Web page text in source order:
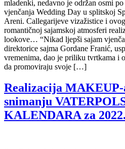
mladenki, nedavno je održan osmi
vjenčanja Wedding Day u splitskoj
Areni. Callegarijeve vizažistice i
romantičnoj sajamskoj atmosferi
lookove… “Nikad ljepši sajam
direktorice sajma Gordane Franić,
vremenima, dao je priliku tvrtkama i
da promoviraju svoje […]
Realizacija
snimanju
KALENDARA za 2022.